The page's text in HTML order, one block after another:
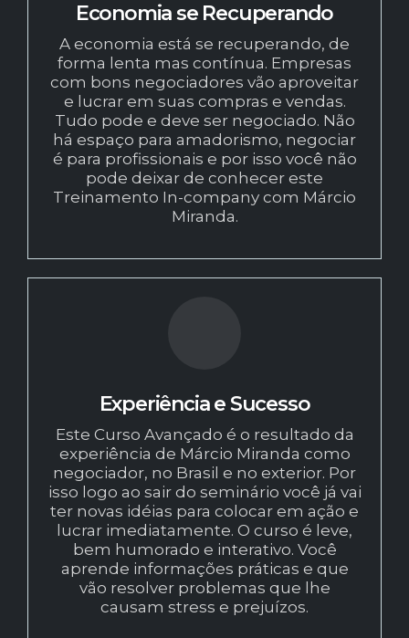
Economia se Recuperando
A economia está se recuperando, de
forma lenta mas contínua. Empresas
com bons negociadores vão aproveitar
e lucrar em suas compras e vendas.
Tudo pode e deve ser negociado. Não
há espaço para amadorismo, negociar
é para profissionais e por isso você não
pode deixar de conhecer este
Treinamento In-company com Márcio
Miranda.
Experiência e Sucesso
Este Curso Avançado é o resultado da
experiência de Márcio Miranda como
negociador, no Brasil e no exterior. Por
isso logo ao sair do seminário você já vai
ter novas idéias para colocar em ação e
lucrar imediatamente. O curso é leve,
bem humorado e interativo. Você
aprende informações práticas e que
vão resolver problemas que lhe
causam stress e prejuízos.